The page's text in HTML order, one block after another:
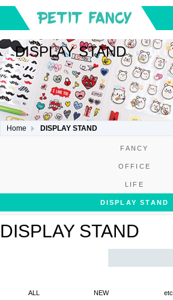
DISPLAY STAND
Home DISPLAY STAND
FANCY
OFFICE
LIFE
DISPLAY STAND
DISPLAY STAND
ALL NEW etc